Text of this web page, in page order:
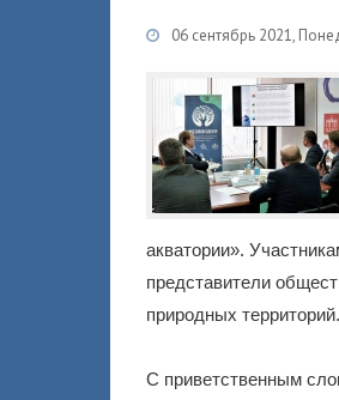
06 сентябрь 2021,
акватории».
представители
природных территорий.
С приветственным